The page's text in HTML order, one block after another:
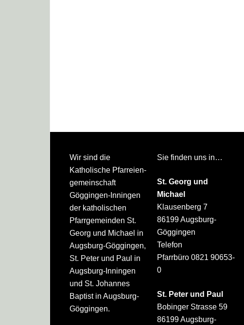
Footer
Wir sind die
Katholische Pfarreien­
gemeinschaft
Göggingen-Inningen
der katholischen
Pfarrgemeinden St.
Georg und Michael in
Augsburg-Göggingen,
St. Peter und Paul in
Augsburg-Inningen
und St. Johannes
Baptist in Augsburg-
Göggingen.
Sie finden uns in…
St. Georg und
Michael
Klausenberg 7
86199 Augsburg-
Göggingen
Telefon
Pfarrbüro 0821 90653-
0
St. Peter und Paul
Bobinger Strasse 59
86199 Augsburg-